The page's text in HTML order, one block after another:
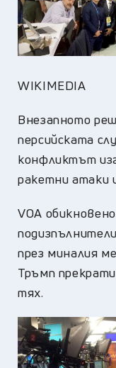
WIKIMEDIA
Внезапното
персийската
конфликтът
ракетни атаки
VOA
през миналия
Тръмп
тях.